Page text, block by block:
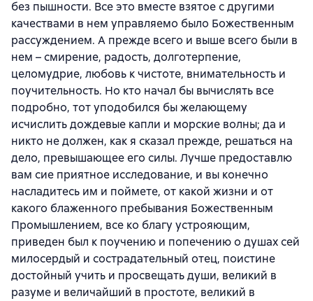
без пышности. Все это вместе взятое с другими
качествами в нем управляемо было Божественным
рассуждением. А прежде всего и выше всего были в
нем – смирение, радость, долготерпение,
целомудрие, любовь к чистоте, внимательность и
поучительность. Но кто начал бы вычислять все
подробно, тот уподобился бы желающему
исчислить дождевые капли и морские волны; да и
никто не должен, как я сказал прежде, решаться на
дело, превышающее его силы. Лучше предоставлю
вам сие приятное исследование, и вы конечно
насладитесь им и поймете, от какой жизни и от
какого блаженного пребывания Божественным
Промышлением, все ко благу устрояющим,
приведен был к поучению и попечению о душах сей
милосердый и сострадательный отец, поистине
достойный учить и просвещать души, великий в
разуме и величайший в простоте, великий в